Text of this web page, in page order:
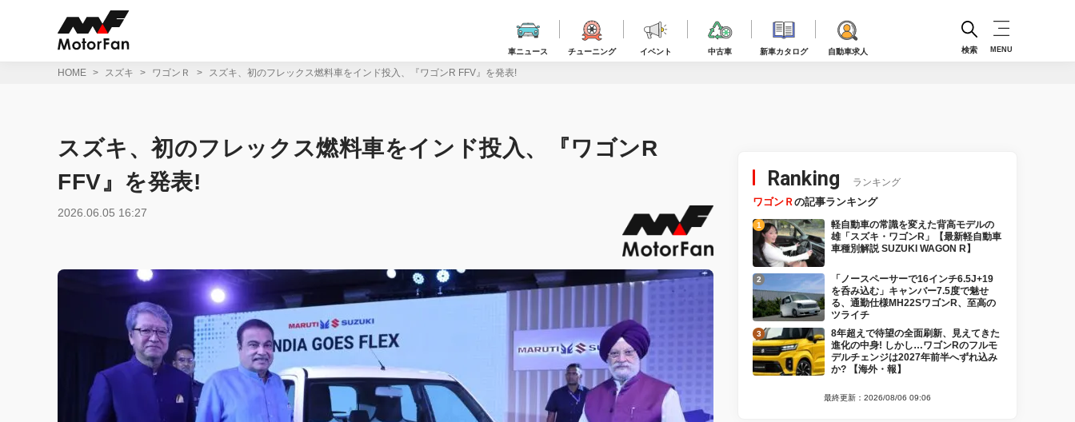
車ニュース チューニング イベント 中古車 新車カタログ 自動車求人 検索 MENU
HOME スズキ ワゴンＲ スズキ、初のフレックス燃料車をインド投入、『ワゴンR FFV』を発表!
スズキ、初のフレックス燃料車をインド投入、『ワゴンR
FFV』を発表!
2026.06.05 16:27
Ranking ランキング
ワゴンＲの記事ランキング
軽自動車の常識を変えた背高モデルの
雄「スズキ・ワゴンR」【最新軽自動車
車種別解説 SUZUKI WAGON R】
「ノースペーサーで16インチ6.5J+19
を呑み込む」キャンバー7.5度で魅せ
る、通勤仕様MH22SワゴンR、至高の
ツライチ
8年超えで待望の全面刷新、見えてきた
進化の中身! しかし…ワゴンRのフルモ
デルチェンジは2027年前半へずれ込み
か? 【海外・報】
最終更新：2026/08/06 09:06